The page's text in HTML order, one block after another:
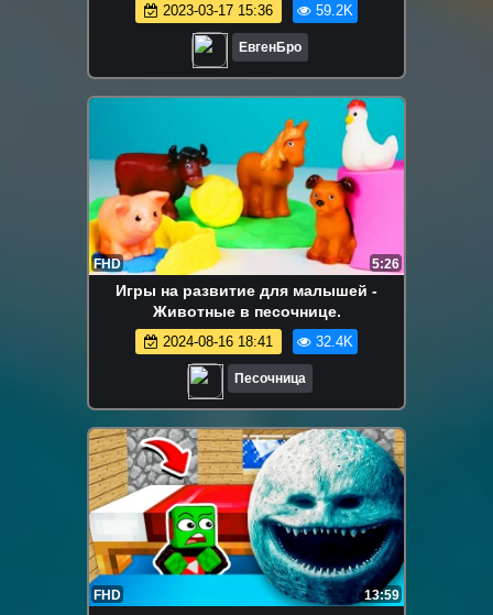
MINECRAFT fnaf
2023-03-17 15:36 59.2K
ЕвгенБро
FHD 5:26
Игры на развитие для малышей -
Животные в песочнице.
2024-08-16 18:41 32.4K
Песочница
FHD 13:59